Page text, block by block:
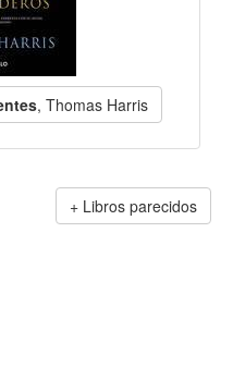
, Thomas Harris
Libros parecidos